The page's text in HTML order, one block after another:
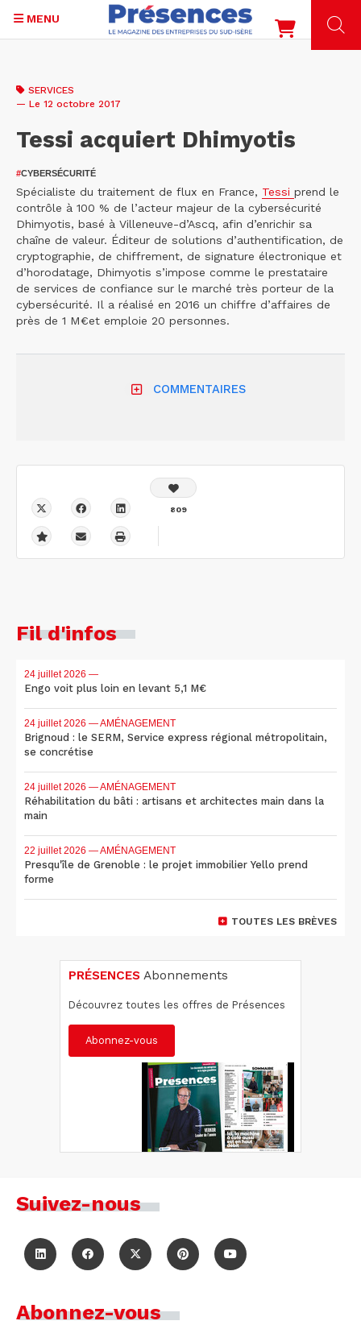
contenu
MENU
SERVICES
— Le 12 octobre 2017
Tessi acquiert Dhimyotis
#CYBERSÉCURITÉ
Spécialiste du traitement de flux en France, Tessi prend le
contrôle à 100 % de l’acteur majeur de la cybersécurité
Dhimyotis, basé à Villeneuve-d’Ascq, afin d’enrichir sa
chaîne de valeur. Éditeur de solutions d’authentification, de
cryptographie, de chiffrement, de signature électronique et
d’horodatage, Dhimyotis s’impose comme le prestataire
de services de confiance sur le marché très porteur de la
cybersécurité. Il a réalisé en 2016 un chiffre d’affaires de
près de 1 M€et emploie 20 personnes.
COMMENTAIRES
809
Fil d'infos
24 juillet 2026 —
Engo voit plus loin en levant 5,1 M€
24 juillet 2026 — AMÉNAGEMENT
Brignoud : le SERM, Service express régional métropolitain,
se concrétise
24 juillet 2026 — AMÉNAGEMENT
Réhabilitation du bâti : artisans et architectes main dans la
main
22 juillet 2026 — AMÉNAGEMENT
Presqu'île de Grenoble : le projet immobilier Yello prend
forme
TOUTES LES BRÈVES
PRÉSENCES Abonnements
Découvrez toutes les offres de Présences
Abonnez-vous
Suivez-nous
Abonnez-vous